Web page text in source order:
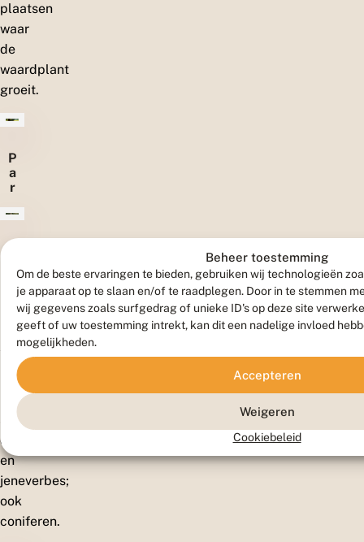
Beheer toestemming
Om de beste ervaringen te bieden, gebruiken wij technologieën
je apparaat op te slaan en/of te raadplegen. Door in te stemmen
wij gegevens zoals surfgedrag of unieke ID's op deze site
geeft of uw toestemming intrekt, kan dit een nadelige invloed
mogelijkheden.
Accepteren
Weigeren
Cookiebeleid
plaatsen
waar
de
waardplant
groeit.
P
a
r
e
Waardplanten
(Gekweekte)
soorten
cipres
en
jeneverbes;
ook
coniferen.